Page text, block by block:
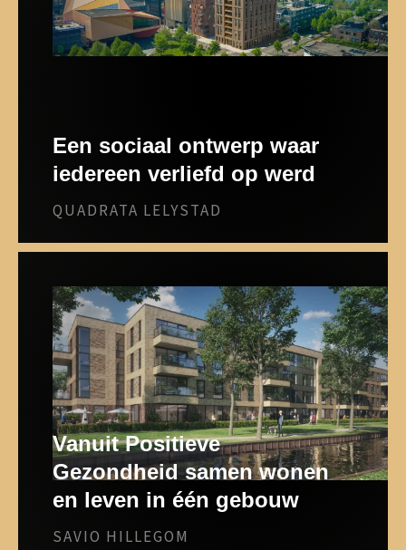
Een sociaal ontwerp waar
iedereen verliefd op werd
QUADRATA LELYSTAD
Vanuit Positieve
Gezondheid samen wonen
en leven in één gebouw
SAVIO HILLEGOM